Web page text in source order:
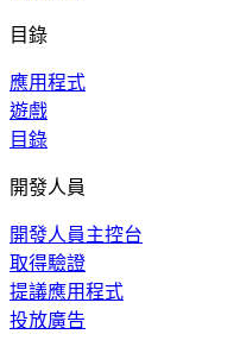
目錄
應用程式
遊戲
目錄
開發人員
開發人員主控台
取得驗證
提議應用程式
投放廣告